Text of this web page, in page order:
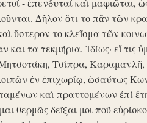
- ἐπενδυταί καὶ μαφιῶται,
Δῆλον ὅτι το πᾶν τῶν
ὕστερον το κλεῖσμα τῶν
και τα τεκμήρια. Ἰδίως· εἴ
Μητσοτάκη, Τσίπρα,
ἐν ἐπιχωρίῳ, ὡσαύτως
καὶ πραττομένων ἐπί
θερμῶς δεῖξαι μοι ποῦ